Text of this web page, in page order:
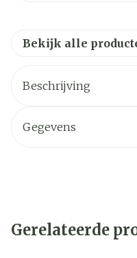
Bekijk alle
Beschrijving
Gegevens
Merken
Gerelateerde